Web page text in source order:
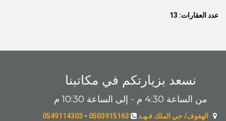
عدد العقارات: 13
نسعد بزيارتكم في مكاتبنا
من الساعة 4:30 م - إلى الساعة 10:30 م
الهفوف/ حي الملك فـهـد 0503915163
-
0549114303